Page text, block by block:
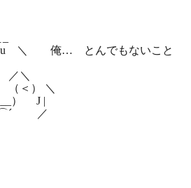
んでもないこと
） ＼
J |
／